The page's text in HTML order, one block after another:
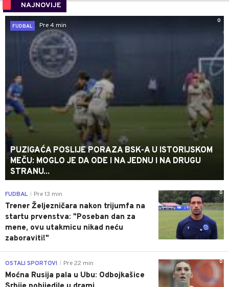
NAJNOVIJE
0
FUDBAL
Pre 4 min
PUZIGAĆA POSLIJE PORAZA BSK-A U ISTORIJSKOM
MEČU: MOGLO JE DA ODE I NA JEDNU I NA DRUGU
STRANU...
0
FUDBAL Pre 13 min
Trener Željezničara nakon trijumfa na
startu prvenstva: "Poseban dan za
mene, ovu utakmicu nikad neću
zaboraviti!"
0
OSTALI SPORTOVI Pre 22 min
Moćna Rusija pala u Ubu: Odbojkašice